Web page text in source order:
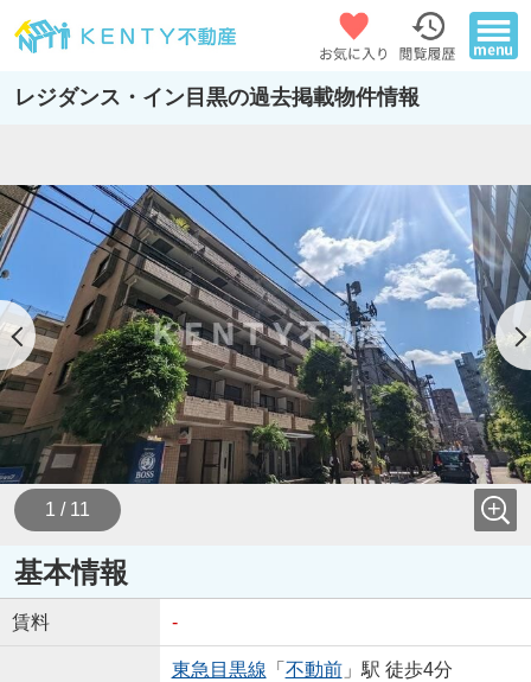
レジダンス・イン目黒の過去掲載物件情報
1 / 11
基本情報
賃料 -
東急目黒線 「 不動前」駅 徒歩4分